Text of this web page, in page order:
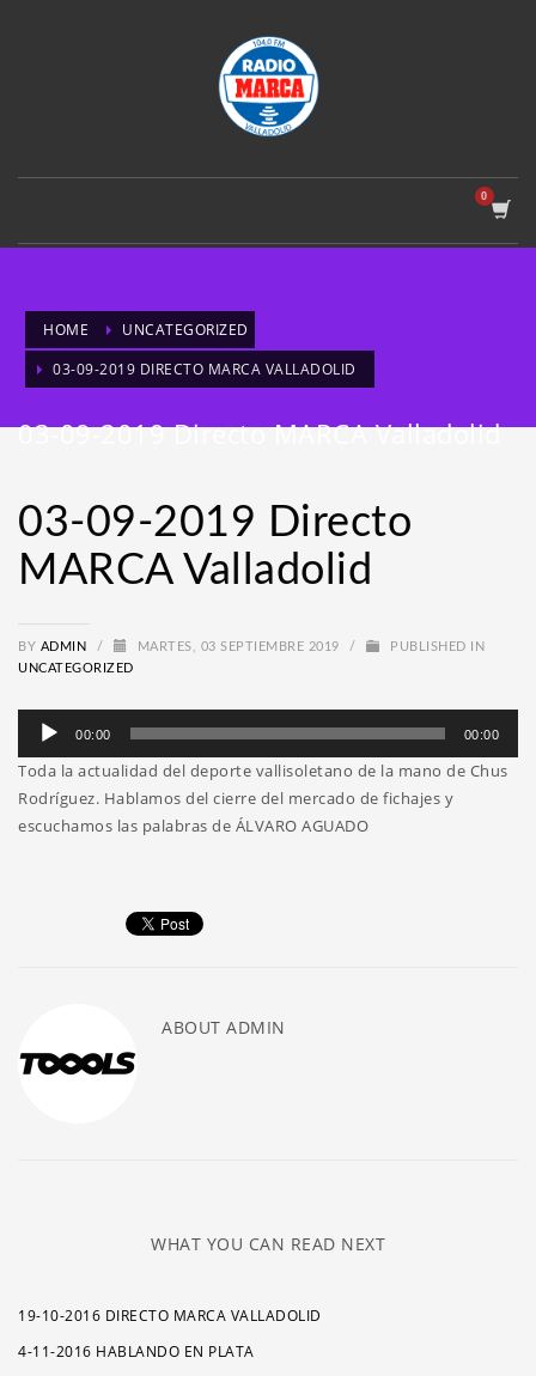
HOME
UNCATEGORIZED
03-09-2019 DIRECTO MARCA VALLADOLID
03-09-2019 Directo MARCA Valladolid
03-09-2019 Directo
MARCA Valladolid
BY ADMIN / MARTES, 03 SEPTIEMBRE 2019 /
PUBLISHED IN
UNCATEGORIZED
Reproductor
audio
00:00 00:00
Toda la actualidad del deporte vallisoletano de la mano de Chus
Rodríguez. Hablamos del cierre del mercado de fichajes y
escuchamos las palabras de ÁLVARO AGUADO
ABOUT ADMIN
WHAT YOU CAN READ NEXT
19-10-2016 DIRECTO MARCA VALLADOLID
4-11-2016 HABLANDO EN PLATA